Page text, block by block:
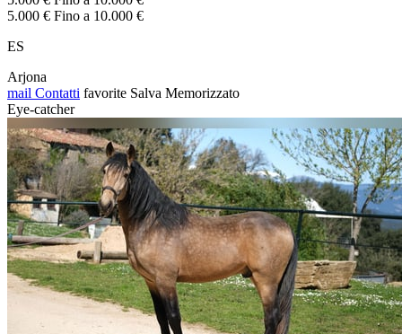
5.000 € Fino a 10.000 €
ES
Arjona
mail Contatti favorite Salva Memorizzato
Eye-catcher